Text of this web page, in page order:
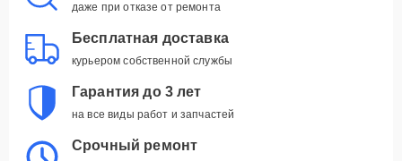
даже при отказе от ремонта
Бесплатная доставка
курьером собственной службы
Гарантия до 3 лет
на все виды работ и запчастей
Срочный ремонт